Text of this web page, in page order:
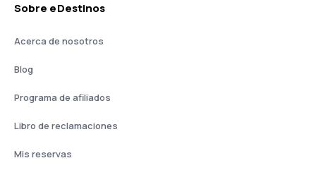
Sobre eDestinos
Acerca de nosotros
Blog
Programa de afiliados
Libro de reclamaciones
Mis reservas